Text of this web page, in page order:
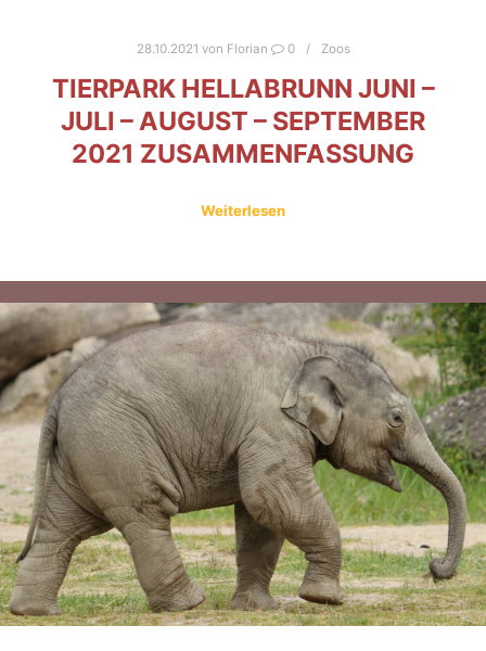
28.10.2021 von Florian 0 Zoos
TIERPARK HELLABRUNN JUNI –
JULI – AUGUST – SEPTEMBER
2021 ZUSAMMENFASSUNG
Weiterlesen